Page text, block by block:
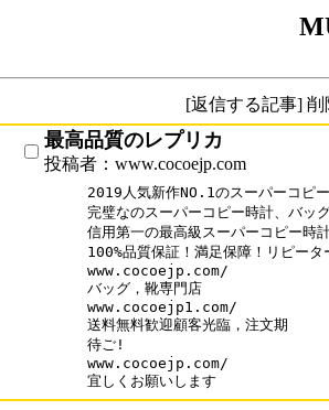
[返信する記事]
最高品質のレプリカ
投稿者：www.cocoejp.com
2019人気新作NO.1のスーパーコピ
完璧なのスーパーコピー時計、バッ
信用第一の最高級スーパーコピー時
100%品質保証！満足保障！リピー
www.cocoejp.com/
バッグ，靴専門店
www.cocoejp1.com/
送料無料歓迎顧客光臨，注文期
待ご!
www.cocoejp.com/